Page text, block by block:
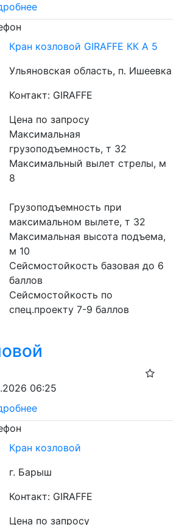
Кран козловой GIRAFFE КК А 5
Ульяновская область, п. Ишеевка
Контакт: GIRAFFE
Цена по запросу
Максимальная
грузоподъемность, т 32
Максимальный вылет стрелы, м
8
Грузоподъемность при
максимальном вылете, т 32
Максимальная высота подъема,
м 10
Сейсмостойкость базовая до 6
баллов
Сейсмостойкость по
спец.проекту 7-9 баллов
06:25
Кран козловой
г. Барыш
Контакт: GIRAFFE
Цена по запросу